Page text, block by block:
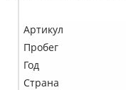
Артикул
Пробег
Год
Страна